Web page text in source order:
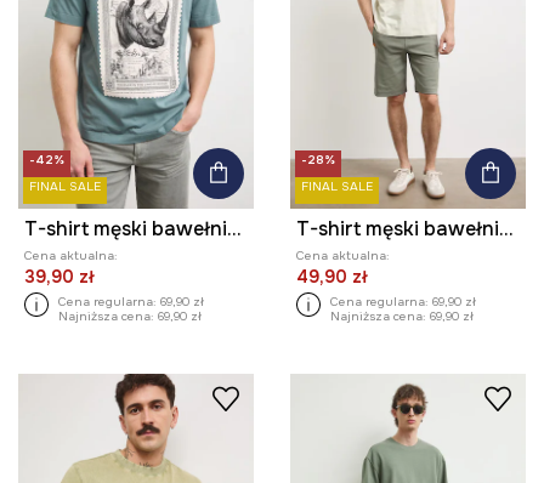
-42%
FINAL SALE
T-shirt męski bawełniany z motywem zwierzęcym
Cena aktualna:
39,90 zł
Cena regularna: 69,90 zł
Najniższa cena: 69,90 zł
-28%
FINAL SALE
T-shirt męski bawełniany
Cena aktualna:
49,90 zł
Cena regularna: 69,90 zł
Najniższa cena: 69,90 zł